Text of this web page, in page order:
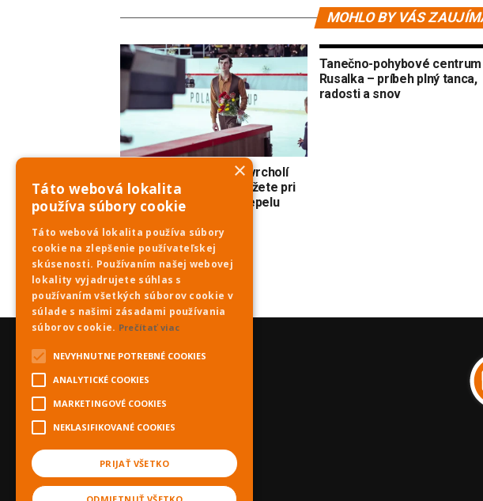
MOHLO BY VÁS
Jún v Dome umenia vyvrcholí
filmami. Schladiť sa môžete pri
sledovaní príbehu O. Nepelu
Tanečno-pohybové centrum
Rusalka – príbeh plný tanca,
radosti a snov
×
Táto webová lokalita
používa súbory cookie
Táto webová lokalita používa súbory
cookie na zlepšenie používateľskej
skúsenosti. Používaním našej webovej
lokality vyjadrujete súhlas s
používaním všetkých súborov cookie v
súlade s našimi zásadami používania
súborov cookie. Prečítať viac
NEVYHNUTNE POTREBNÉ COOKIES
ANALYTICKÉ COOKIES
MARKETINGOVÉ COOKIES
NEKLASIFIKOVANÉ COOKIES
PRIJAŤ VŠETKO